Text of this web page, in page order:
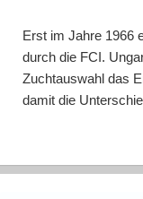
Erst im Jahre 1966
durch die FCI.
Zuchtauswahl das
damit die